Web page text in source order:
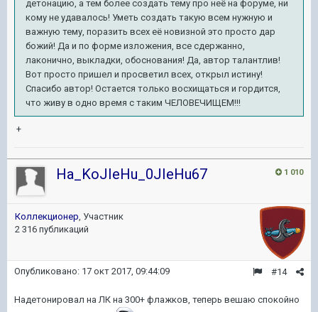
детонацию, а тем более создать тему про неё на форуме, ни
кому не удавалось! Уметь создать такую всем нужную и
важную тему, поразить всех её новизной это просто дар
божий! Да и по форме изложения, все сдержанно,
лаконично, выкладки, обоснования! Да, автор талантлив!
Вот просто пришел и просветил всех, открыл истину!
Спасибо автор! Остается только восхищаться и гордится,
что живу в одно время с таким ЧЕЛОВЕЧИЩЕМ!!!
+
1 010
Ha_KoJIeHu_0JIeHu67
Коллекционер, Участник
2 316 публикаций
#14
Опубликовано: 17 окт 2017, 09:44:09
Надетонировал на ЛК на 300+ флажков, теперь вешаю спокойно